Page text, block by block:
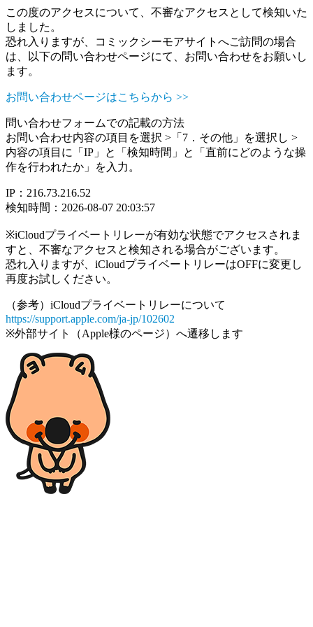
この度のアクセスについて、不審なアクセスとして検知いた
しました。
恐れ入りますが、コミックシーモアサイトへご訪問の場合
は、以下の問い合わせページにて、お問い合わせをお願いし
ます。
お問い合わせページはこちらから >>
問い合わせフォームでの記載の方法
お問い合わせ内容の項目を選択 >「7．その他」を選択し >
内容の項目に「IP」と「検知時間」と「直前にどのような操
作を行われたか」を入力。
IP：216.73.216.52
検知時間：2026-08-07 20:03:57
※iCloudプライベートリレーが有効な状態でアクセスされま
すと、不審なアクセスと検知される場合がございます。
恐れ入りますが、iCloudプライベートリレーはOFFに変更し
再度お試しください。
（参考）iCloudプライベートリレーについて
https://support.apple.com/ja-jp/102602
※外部サイト（Apple様のページ）へ遷移します